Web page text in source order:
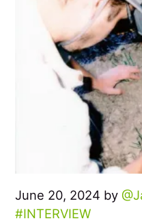
June 20, 2024 by
INTERVIEW